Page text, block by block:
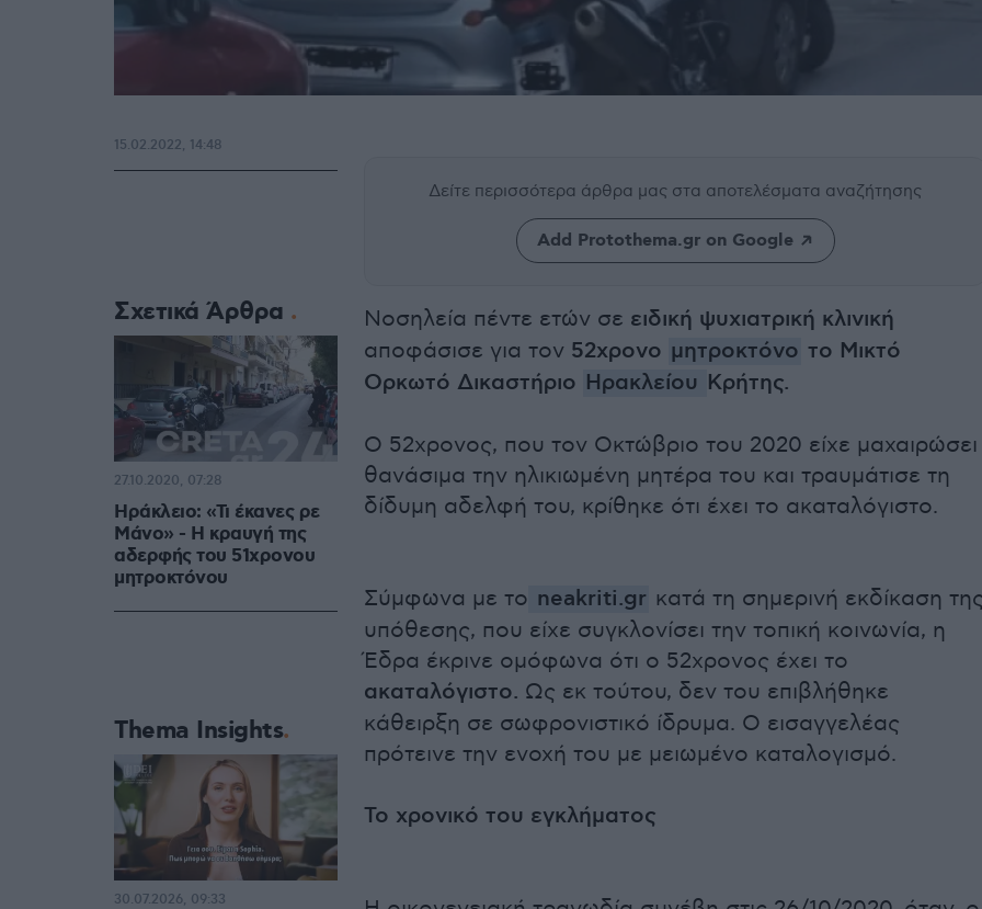
Δείτε περισσότερα άρθρα μας στα αποτελέσματα αναζήτησης
Add Protothema.gr on Google
Νοσηλεία πέντε ετών σε ειδική ψυχιατρική κλινική
αποφάσισε για τον 52χρονο μητροκτόνο το Μικτό
Ορκωτό Δικαστήριο Ηρακλείου Κρήτης.
Ο 52χρονος, που τον Οκτώβριο του 2020 είχε μαχαιρώσει
θανάσιμα την ηλικιωμένη μητέρα του και τραυμάτισε τη
δίδυμη αδελφή του, κρίθηκε ότι έχει το ακαταλόγιστο.
Σύμφωνα με το neakriti.gr κατά τη σημερινή εκδίκαση
υπόθεσης, που είχε συγκλονίσει την τοπική κοινωνία, η
Έδρα έκρινε ομόφωνα ότι ο 52χρονος έχει το
ακαταλόγιστο. Ως εκ τούτου, δεν του επιβλήθηκε
κάθειρξη σε σωφρονιστικό ίδρυμα. Ο εισαγγελέας
πρότεινε την ενοχή του με μειωμένο καταλογισμό.
Το χρονικό του εγκλήματος
15.02.2022, 14:48
Σχετικά Άρθρα
Ηράκλειο: «Τι έκανες ρε
Μάνο» - Η κραυγή της
αδερφής του 51χρονου
μητροκτόνου
27.10.2020, 07:28
Thema Insights
30.07.2026, 09:33